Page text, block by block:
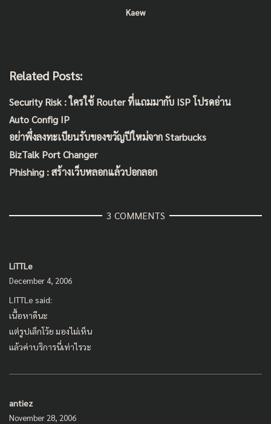
Kaew
Related Posts:
Security Risk : ใครใช้ Router ที่แถมมากับ ISP โปรดอ่าน
Auto Config IP
อย่าพึ่งลงทะเบียนรับของขวัญปีใหม่จาก Starbucks
BizTalk Port Changer
Phishing : สร้างเว็บหลอกแล้วปอกลอก
3 COMMENTS
LiTTLe
December 4, 2006
LITTLe said:
เนื้อหาดีนะ
แต่รูปเล็กโว้ย มองไม่เห็น
แล้วค่าบริการนี่เท่าไรวะ
antiez
November 28, 2006